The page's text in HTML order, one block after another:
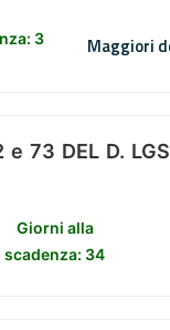
3 Maggiori
e 73 DEL D.
Giorni alla
scadenza: 34